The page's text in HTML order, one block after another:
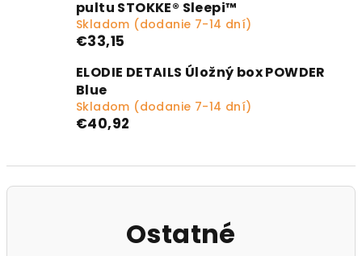
pultu STOKKE® Sleepi™
Skladom (dodanie 7-14 dní)
€33,15
ELODIE DETAILS Úložný box POWDER
Blue
Skladom (dodanie 7-14 dní)
€40,92
Ostatné